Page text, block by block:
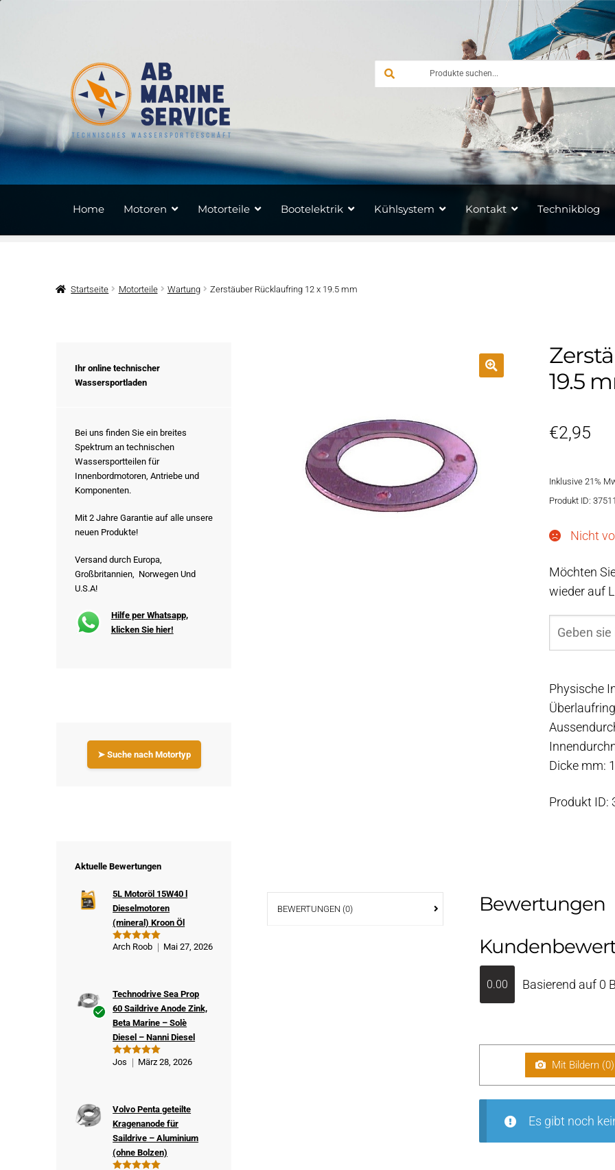
Home Motoren Motorteile Bootelektrik Kühlsystem Kontakt Technikblog
Startseite Motorteile Wartung Zerstäuber Rücklaufring 12 x 19.5 mm
19.5
€2,95
Inklusive 21%
Produkt ID: 37511
Nicht
Möchten
wieder auf
Physische
Dicke mm: 1
Produkt ID:
BEWERTUNGEN (0)
Bewertungen
0.00 Basierend auf 0
Mit Bildern (0)
Es gibt noch
Ihr online technischer
Wassersportladen
Bei uns finden Sie ein breites
Spektrum an technischen
Wassersportteilen für
Innenbordmotoren, Antriebe und
Komponenten.
Mit 2 Jahre Garantie auf alle unsere
neuen Produkte!
Versand durch Europa,
Großbritannien, Norwegen Und
U.S.A!
Hilfe per Whatsapp,
klicken Sie hier!
➤ Suche nach Motortyp
Aktuelle Bewertungen
Bewertet
5L Motoröl 15W40 l
Dieselmotoren
(mineral) Kroon Öl
Arch Roob Mai 27, 2026
r
Bewertet
Technodrive Sea Prop
60 Saildrive Anode Zink,
Beta Marine – Solè
Diesel – Nanni Diesel
Jos März 28, 2026
Volvo Penta geteilte
Kragenanode für
Saildrive – Aluminium
(ohne Bolzen)